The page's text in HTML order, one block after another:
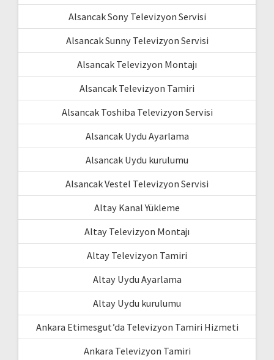
Alsancak Sony Televizyon Servisi
Alsancak Sunny Televizyon Servisi
Alsancak Televizyon Montajı
Alsancak Televizyon Tamiri
Alsancak Toshiba Televizyon Servisi
Alsancak Uydu Ayarlama
Alsancak Uydu kurulumu
Alsancak Vestel Televizyon Servisi
Altay Kanal Yükleme
Altay Televizyon Montajı
Altay Televizyon Tamiri
Altay Uydu Ayarlama
Altay Uydu kurulumu
Ankara Etimesgut’da Televizyon Tamiri Hizmeti
Ankara Televizyon Tamiri